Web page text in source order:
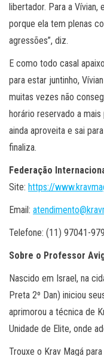
libertador. Para a Vívian,
porque ela tem plenas
agressões”, diz.
E como todo casal
para estar juntinho,
muitas vezes não
horário reservado a
ainda aproveita e sai
finaliza.
Federação
Site: https://
Email:
Telefone: (11) 97041-
Sobre o Professor
Nascido em Israel, na
Preta 2º Dan) iniciou
aprimorou a técnica de
Unidade de Elite, onde
Trouxe o Krav Magá